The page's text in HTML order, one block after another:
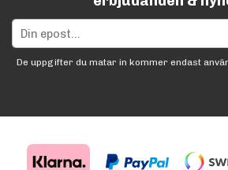
De uppgifter du matar in kommer endast